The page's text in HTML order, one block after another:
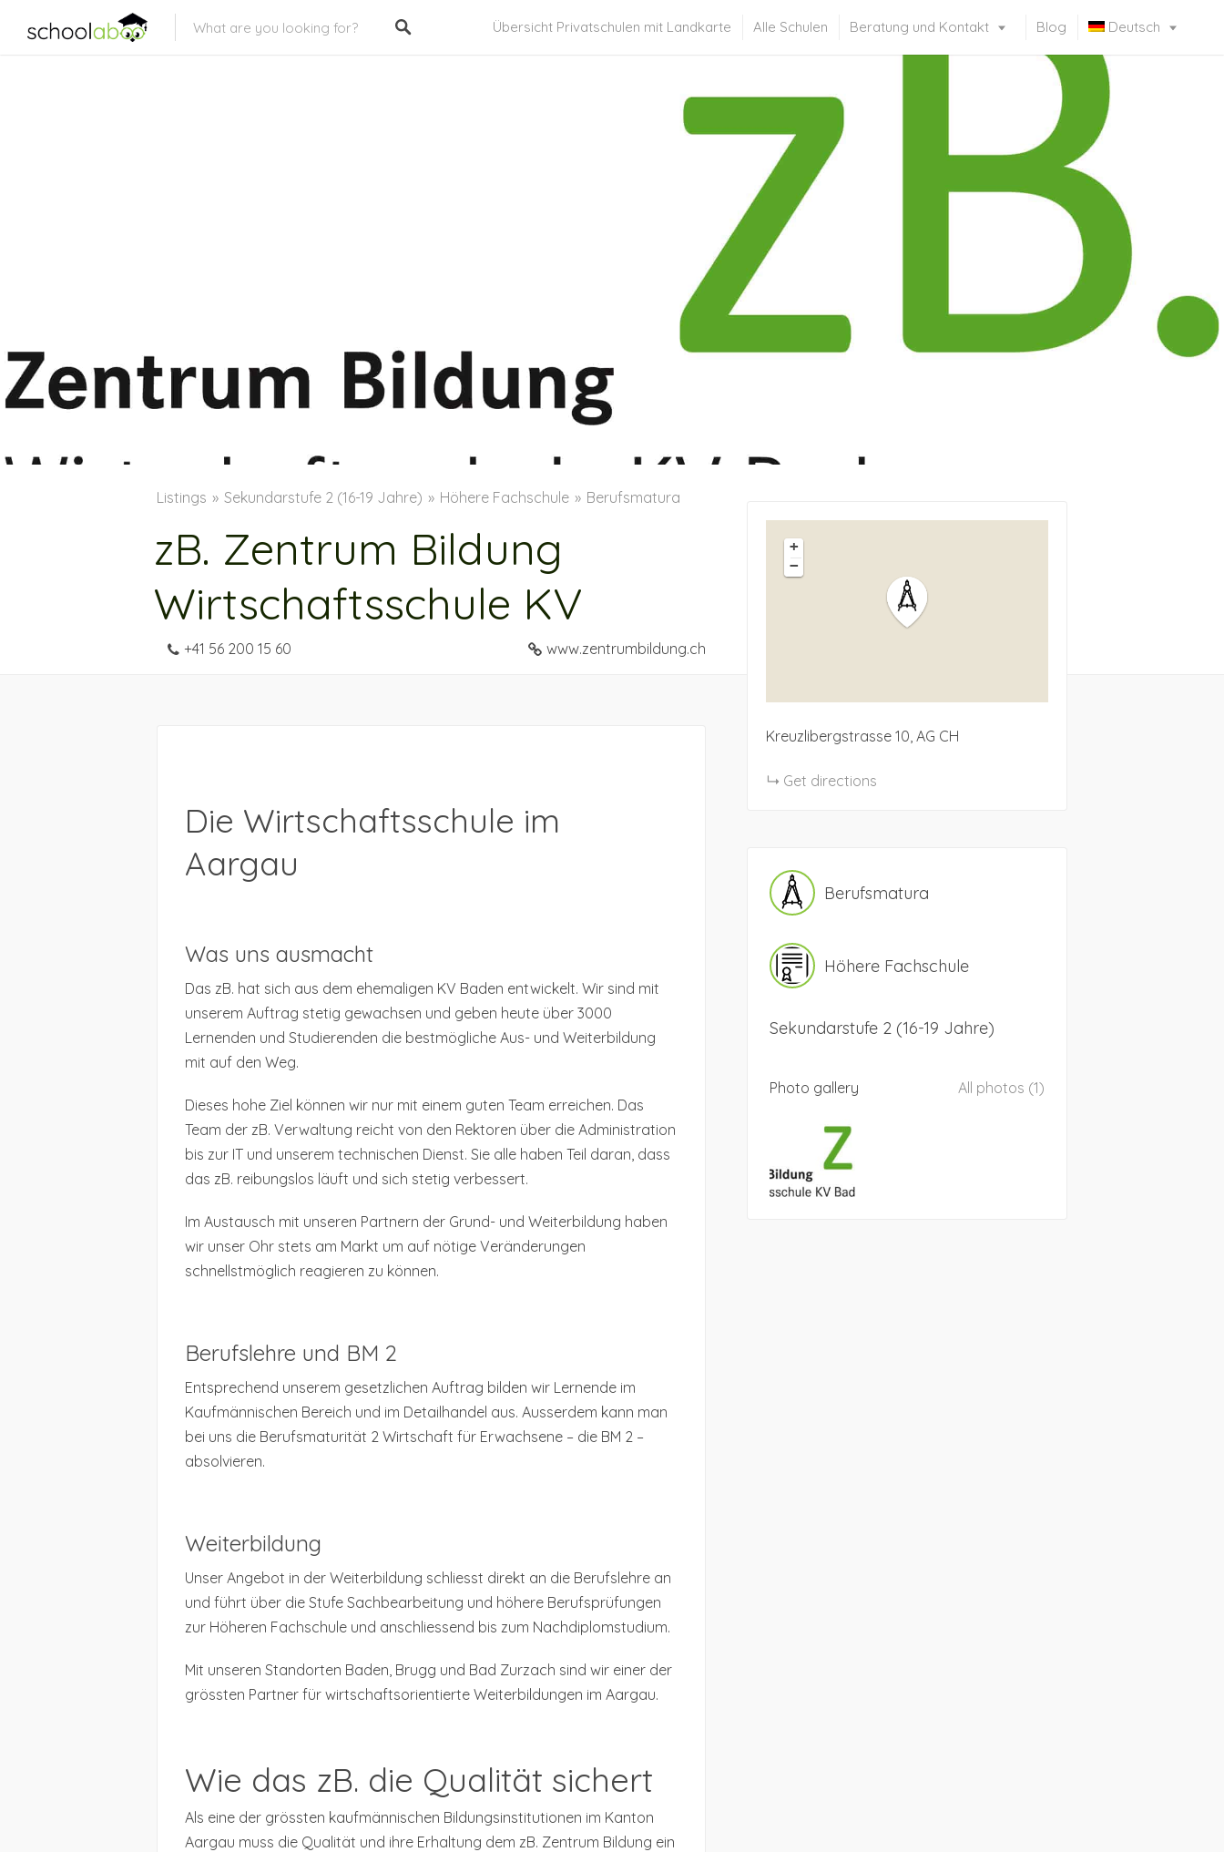
Übersicht Privatschulen mit Landkarte Alle Schulen Beratung und Kontakt Blog Deutsch
Français
Französisch
Italiano
Italienisch
English(
Русский
Russisch
Español
Spanisch
Listings Sekundarstufe 2 (16-19 Jahre) Höhere Fachschule Berufsmatura
zB. Zentrum Bildung
Wirtschaftsschule KV
+41 56 200 15 60 www.zentrumbildung.ch
Die Wirtschaftsschule im
Aargau
Was uns ausmacht
Das zB. hat sich aus dem ehemaligen KV Baden entwickelt. Wir sind mit
unserem Auftrag stetig gewachsen und geben heute über 3000
Lernenden und Studierenden die bestmögliche Aus- und Weiterbildung
mit auf den Weg.
Dieses hohe Ziel können wir nur mit einem guten Team erreichen. Das
Team der zB. Verwaltung reicht von den Rektoren über die Administration
bis zur IT und unserem technischen Dienst. Sie alle haben Teil daran, dass
das zB. reibungslos läuft und sich stetig verbessert.
Im Austausch mit unseren Partnern der Grund- und Weiterbildung haben
wir unser Ohr stets am Markt um auf nötige Veränderungen
schnellstmöglich reagieren zu können.
Berufslehre und BM 2
Entsprechend unserem gesetzlichen Auftrag bilden wir Lernende im
Kaufmännischen Bereich und im Detailhandel aus. Ausserdem kann man
bei uns die Berufsmaturität 2 Wirtschaft für Erwachsene – die BM 2 –
absolvieren.
Weiterbildung
Unser Angebot in der Weiterbildung schliesst direkt an die Berufslehre an
und führt über die Stufe Sachbearbeitung und höhere Berufsprüfungen
zur Höheren Fachschule und anschliessend bis zum Nachdiplomstudium.
Mit unseren Standorten Baden, Brugg und Bad Zurzach sind wir einer der
grössten Partner für wirtschaftsorientierte Weiterbildungen im Aargau.
Wie das zB. die Qualität sichert
Als eine der grössten kaufmännischen Bildungsinstitutionen im Kanton
Aargau muss die Qualität und ihre Erhaltung dem zB. Zentrum Bildung ein
+
−
Kreuzlibergstrasse 10 AG CH
Get directions
Berufsmatura
Höhere Fachschule
Sekundarstufe 2 (16-19 Jahre)
Photo gallery All photos (1)